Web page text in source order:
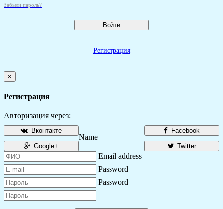
Забыли пароль?
Войти
Регистрация
×
Регистрация
Авторизация через:
Facebook
Вконтакте
Twitter
Google+
Name
Email address
Password
Password